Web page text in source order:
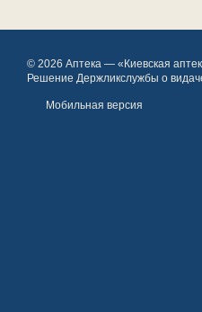
© 2026 Аптека — «Киевская
Решение Держликслужбы о
Мобильная версия